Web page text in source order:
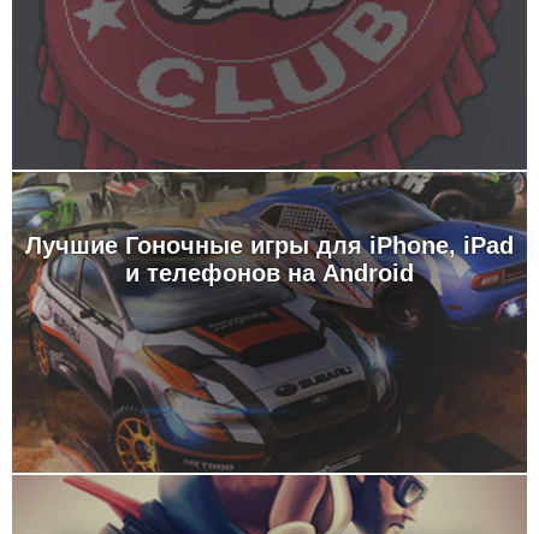
Лучшие Гоночные игры для iPhone, iPad
и телефонов на Android